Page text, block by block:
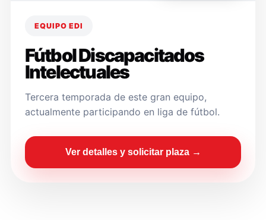
EQUIPO EDI
Fútbol Discapacitados
Intelectuales
Tercera temporada de este gran equipo,
actualmente participando en liga de fútbol.
Ver detalles y solicitar plaza →